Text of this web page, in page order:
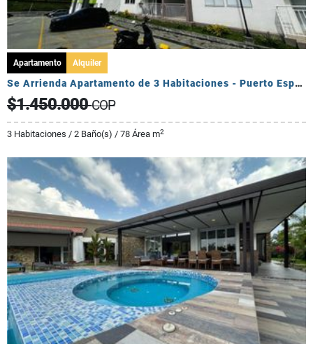
Apartamento Alquiler
Se Arrienda Apartamento de 3 Habitaciones - Puerto Espejo
$1.450.000COP
3 Habitaciones / 2 Baño(s) / 78 Área m2